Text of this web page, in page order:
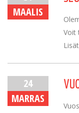
MAALIS
Voit
24
MARRAS